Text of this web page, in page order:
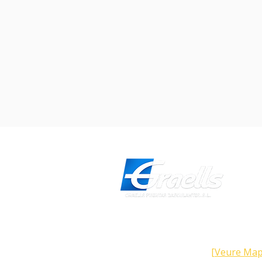
[Veure